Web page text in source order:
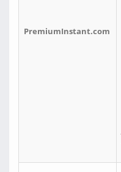
PremiumInstant.com